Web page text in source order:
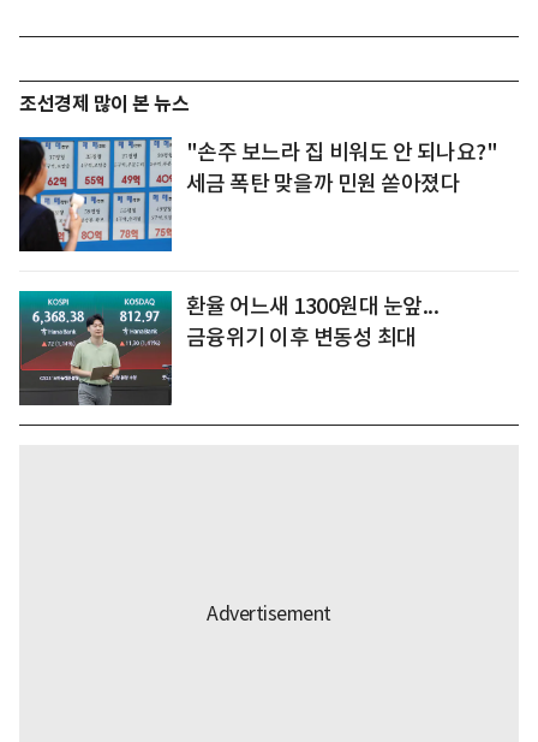
조선경제 많이 본 뉴스
"손주 보느라 집 비워도 안 되나요?"
세금 폭탄 맞을까 민원 쏟아졌다
환율 어느새 1300원대 눈앞...
금융위기 이후 변동성 최대